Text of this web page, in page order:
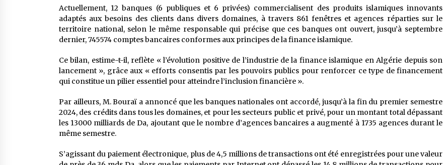
Actuellement, 12 banques (6 publiques et 6 privées) commercialisent des produits islamiques innovants
adaptés aux besoins des clients dans divers domaines, à travers 861 fenêtres et agences réparties sur le
territoire national, selon le même responsable qui précise que ces banques ont ouvert, jusqu’à septembre
dernier, 745574 comptes bancaires conformes aux principes de la finance islamique.
Ce bilan, estime-t-il, reflète « l’évolution positive de l’industrie de la finance islamique en Algérie depuis son
lancement », grâce aux « efforts consentis par les pouvoirs publics pour renforcer ce type de financement
qui constitue un pilier essentiel pour atteindre l’inclusion financière ».
Par ailleurs, M. Bouraï a annoncé que les banques nationales ont accordé, jusqu’à la fin du premier semestre
2024, des crédits dans tous les domaines, et pour les secteurs public et privé, pour un montant total dépassant
les 13000 milliards de Da, ajoutant que le nombre d’agences bancaires a augmenté à 1735 agences durant le
même semestre.
S’agissant du paiement électronique, plus de 4,5 millions de transactions ont été enregistrées pour une valeur